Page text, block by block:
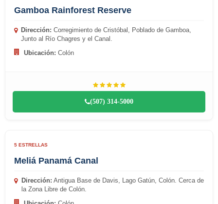
Gamboa Rainforest Reserve
Dirección: Corregimiento de Cristóbal, Poblado de Gamboa,
Junto al Río Chagres y el Canal.
Ubicación: Colón
(507) 314-5000
5 ESTRELLAS
Meliá Panamá Canal
Dirección: Antigua Base de Davis, Lago Gatún, Colón. Cerca de
la Zona Libre de Colón.